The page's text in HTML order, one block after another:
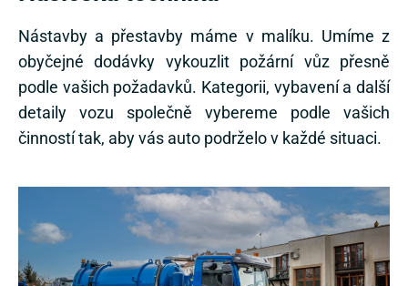
Nástavby a přestavby máme v malíku. Umíme z
obyčejné dodávky vykouzlit požární vůz přesně
podle vašich požadavků. Kategorii, vybavení a další
detaily vozu společně vybereme podle vašich
činností tak, aby vás auto podrželo v každé situaci.